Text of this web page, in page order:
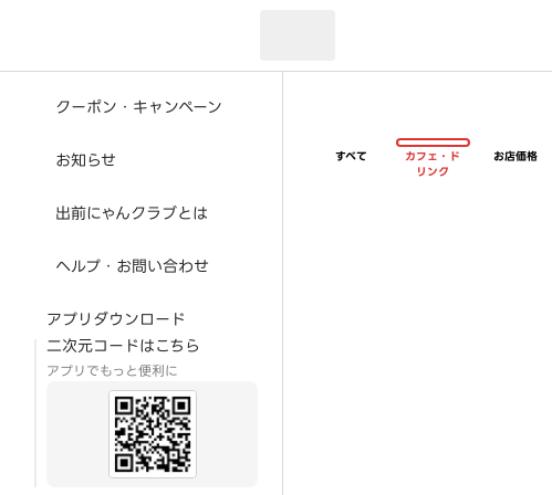
クーポン・キャンペーン
お知らせ
出前にゃんクラブとは
ヘルプ・お問い合わせ
アプリダウンロード
二次元コードはこちら
アプリでもっと便利に
すべて
カフェ・ド
リンク
お店価格